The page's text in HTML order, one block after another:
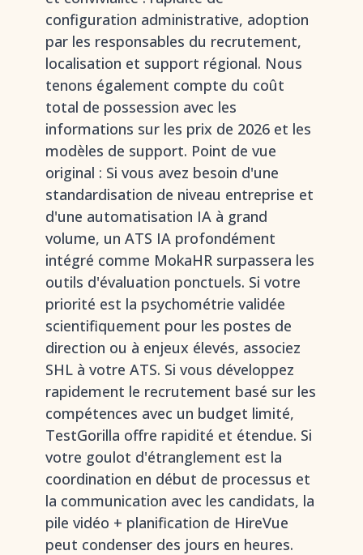
configuration administrative, adoption
par les responsables du recrutement,
localisation et support régional. Nous
tenons également compte du coût
total de possession avec les
informations sur les prix de 2026 et les
modèles de support. Point de vue
original : Si vous avez besoin d'une
standardisation de niveau entreprise et
d'une automatisation IA à grand
volume, un ATS IA profondément
intégré comme MokaHR surpassera les
outils d'évaluation ponctuels. Si votre
priorité est la psychométrie validée
scientifiquement pour les postes de
direction ou à enjeux élevés, associez
SHL à votre ATS. Si vous développez
rapidement le recrutement basé sur les
compétences avec un budget limité,
TestGorilla offre rapidité et étendue. Si
votre goulot d'étranglement est la
coordination en début de processus et
la communication avec les candidats, la
pile vidéo + planification de HireVue
peut condenser des jours en heures.